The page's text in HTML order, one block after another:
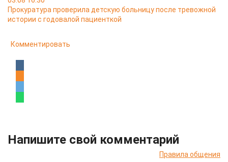
Прокуратура проверила детскую больницу после тревожной
истории с годовалой пациенткой
Комментировать
Напишите свой комментарий
Правила общения